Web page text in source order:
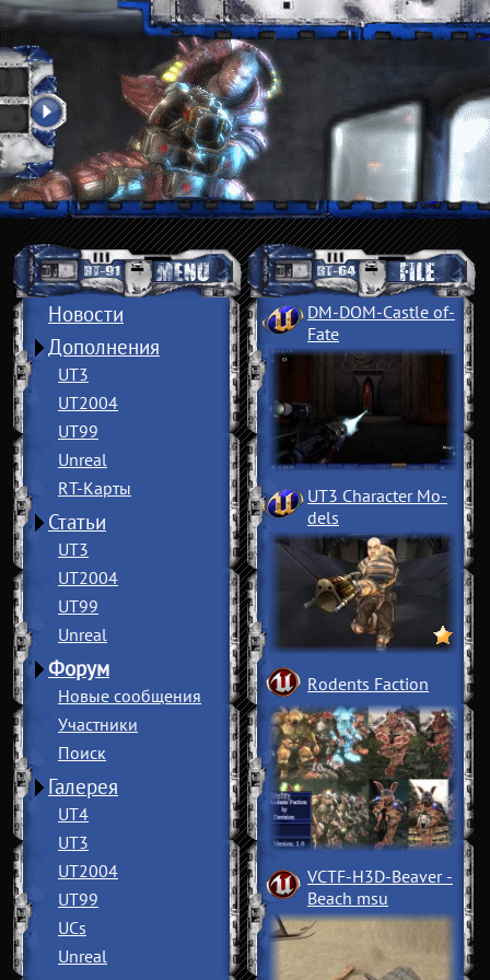
Новости
Дополнения
UT3
UT2004
UT99
Unreal
RT-Карты
Статьи
UT3
UT2004
UT99
Unreal
Форум
Новые сообщения
Участники
Поиск
Галерея
UT4
UT3
UT2004
UT99
UCs
Unreal
DM-DOM-Castle of­
Fate
UT3 Character Mo­
dels
Rodents Faction
VCTF-H3D-Beaver ­
Beach msu